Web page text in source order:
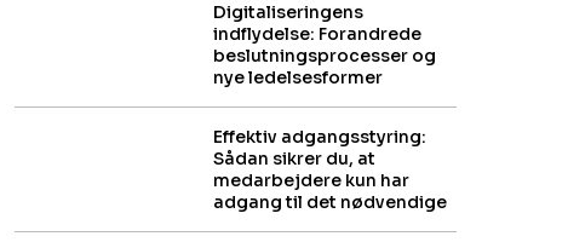
Digitaliseringens
indflydelse: Forandrede
beslutningsprocesser og
nye ledelsesformer
Effektiv adgangsstyring:
Sådan sikrer du, at
medarbejdere kun har
adgang til det nødvendige